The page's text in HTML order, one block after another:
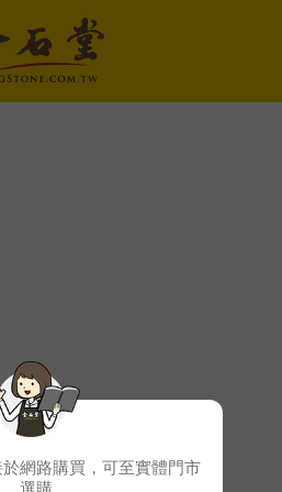
網路購買，可至實體門市
選購